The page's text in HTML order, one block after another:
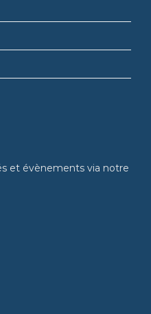
et évènements via notre